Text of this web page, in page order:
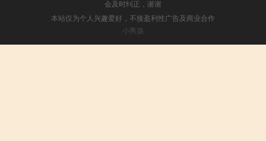
会及时纠正，谢谢
本站仅为个人兴趣爱好，不接盈利性广告及商业合作
小男孩